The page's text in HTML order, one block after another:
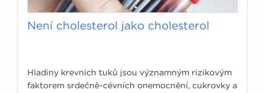
Není cholesterol jako cholesterol
Hladiny krevních tuků jsou významným rizikovým
faktorem srdečně-cévních onemocnění, cukrovky a